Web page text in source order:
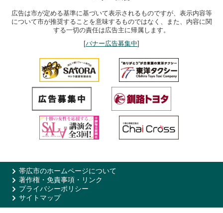
広告は市が定める基準に基づいて表示されるものですが、表示内容等
について市が推奨することを意味するものではなく、また、内容に関
する一切の責任は広告主に帰属します。
[バナー広告募集中]
帯広市のホームページについて
著作権・免責事項・リンク
プライバシーポリシー
サイトマップ